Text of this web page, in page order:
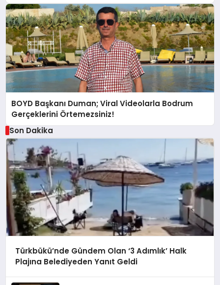
BOYD Başkanı Duman; Viral Videolarla Bodrum
Gerçeklerini Örtemezsiniz!
Son Dakika
Türkbükü’nde Gündem Olan ‘3 Adımlık’ Halk
Plajına Belediyeden Yanıt Geldi